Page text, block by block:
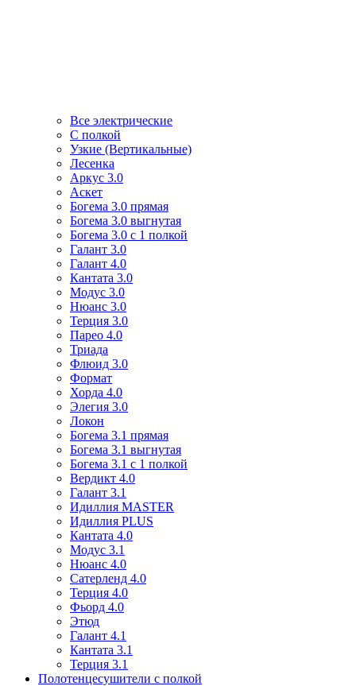
Все электрические
С полкой
Узкие (Вертикальные)
Лесенка
Аркус 3.0
Аскет
Богема 3.0 прямая
Богема 3.0 выгнутая
Богема 3.0 с 1 полкой
Галант 3.0
Галант 4.0
Кантата 3.0
Модус 3.0
Нюанс 3.0
Терция 3.0
Парео 4.0
Триада
Флюид 3.0
Формат
Хорда 4.0
Элегия 3.0
Локон
Богема 3.1 прямая
Богема 3.1 выгнутая
Богема 3.1 с 1 полкой
Вердикт 4.0
Галант 3.1
Идиллия MASTER
Идиллия PLUS
Кантата 4.0
Модус 3.1
Нюанс 4.0
Сатерленд 4.0
Терция 4.0
Фьорд 4.0
Этюд
Галант 4.1
Кантата 3.1
Терция 3.1
Полотенцесушители с полкой